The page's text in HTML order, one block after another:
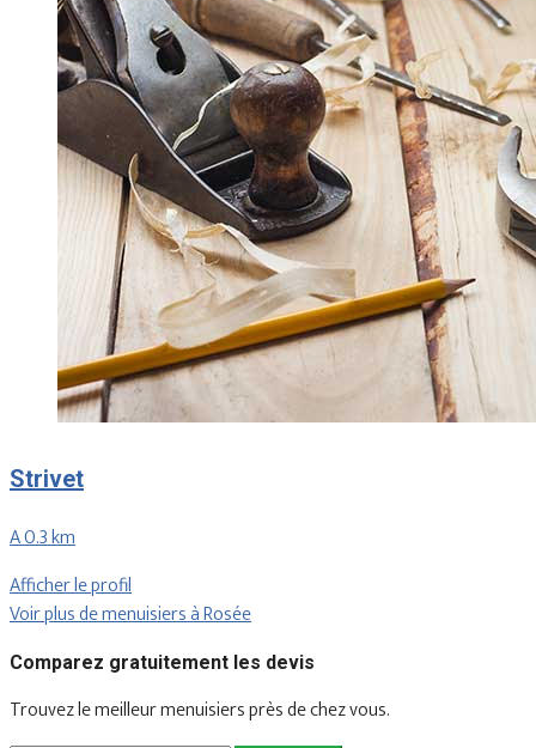
Strivet
A 0.3 km
Afficher le profil
Voir plus de menuisiers à Rosée
Comparez gratuitement les devis
Trouvez le meilleur menuisiers près de chez vous.